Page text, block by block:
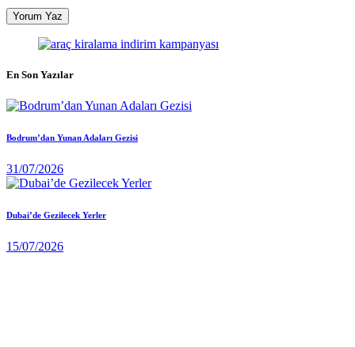
En Son Yazılar
Bodrum’dan Yunan Adaları Gezisi
31/07/2026
Dubai’de Gezilecek Yerler
15/07/2026